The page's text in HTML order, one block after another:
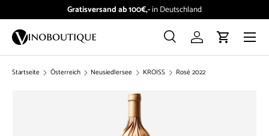
Direkt zum Inhalt
Gratisversand ab 100€,-in Deutschland
Suchen
Suche Einloggen
Menü
Startseite Österreich Neusiedlersee KROISS Rosé 2022